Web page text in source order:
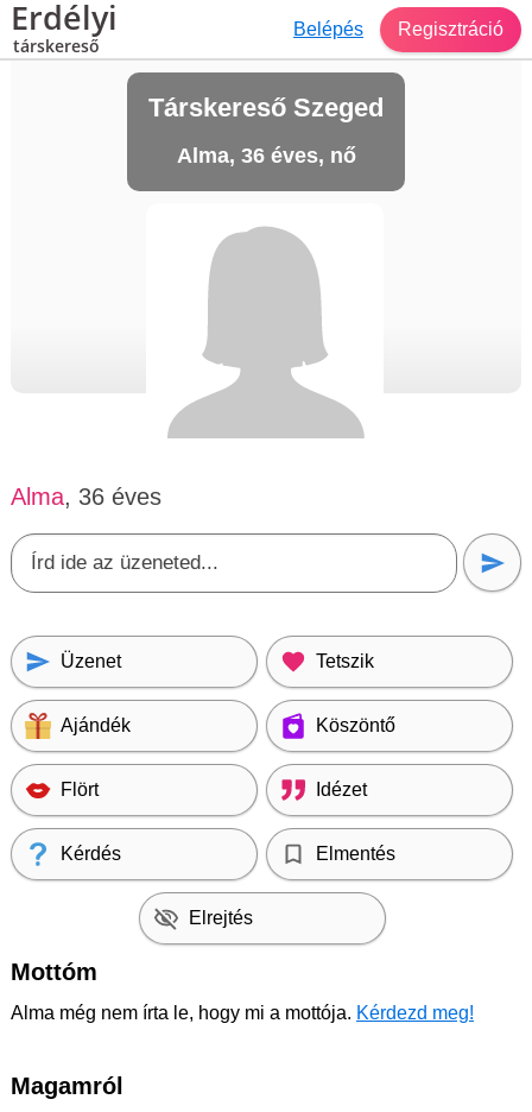
Erdélyi
társkereső
Belépés Regisztráció
Társkereső Szeged
Alma, 36 éves, nő
Alma, 36 éves
Üzenet Tetszik
Ajándék Köszöntő
Flört Idézet
Kérdés Elmentés
Elrejtés
Mottóm
Alma még nem írta le, hogy mi a mottója. Kérdezd meg!
Magamról